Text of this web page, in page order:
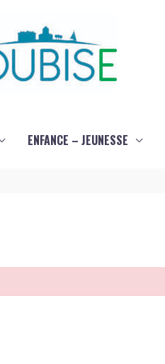
ENFANCE – JEUNESSE